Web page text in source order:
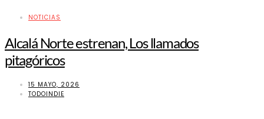
NOTICIAS
Alcalá Norte estrenan, Los llamados
pitagóricos
15 MAYO, 2026
TODOINDIE